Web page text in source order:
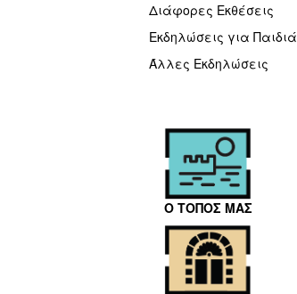
Διάφορες Εκθέσεις
Εκδηλώσεις για Παιδιά
Άλλες Εκδηλώσεις
Ο ΤΟΠΟΣ ΜΑΣ